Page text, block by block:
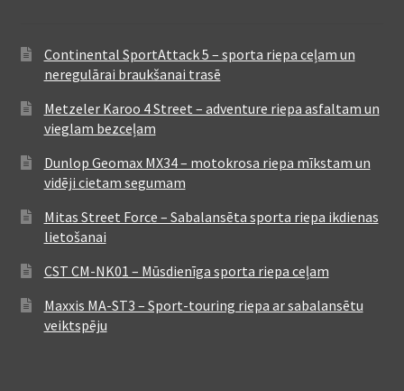
Continental SportAttack 5 – sporta riepa ceļam un
neregulārai braukšanai trasē
Metzeler Karoo 4 Street – adventure riepa asfaltam un
vieglam bezceļam
Dunlop Geomax MX34 – motokrosa riepa mīkstam un
vidēji cietam segumam
Mitas Street Force – Sabalansēta sporta riepa ikdienas
lietošanai
CST CM-NK01 – Mūsdienīga sporta riepa ceļam
Maxxis MA-ST3 – Sport-touring riepa ar sabalansētu
veiktspēju